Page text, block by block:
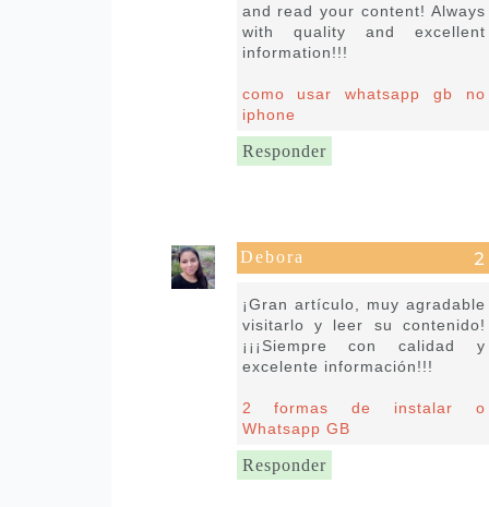
and read your content! Always
with quality and excellent
information!!!
como usar whatsapp gb no
iphone
Responder
Debora
¡Gran artículo, muy agradable
visitarlo y leer su contenido!
¡¡¡Siempre con calidad y
excelente información!!!
2 formas de instalar o
Whatsapp GB
Responder